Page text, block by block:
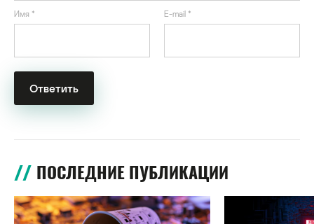
Имя * E-mail *
ПОСЛЕДНИЕ ПУБЛИКАЦИИ